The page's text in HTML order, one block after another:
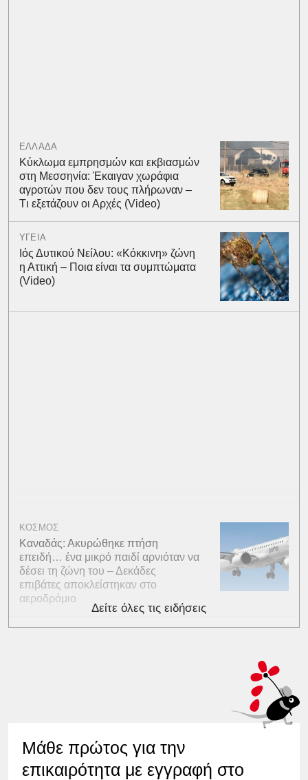
ΕΛΛΑΔΑ
Kύκλωμα εμπρησμών και εκβιασμών
στη Μεσσηνία: Έκαιγαν χωράφια
αγροτών που δεν τους πλήρωναν –
Tι εξετάζουν οι Αρχές (Video)
ΥΓΕΙΑ
Ιός Δυτικού Νείλου: «Κόκκινη» ζώνη
η Αττική – Ποια είναι τα συμπτώματα
(Video)
ΚΟΣΜΟΣ
Καναδάς: Ακυρώθηκε πτήση
επειδή… ένα μικρό παιδί αρνιόταν να
δέσει τη ζώνη του – Δεκάδες
επιβάτες αποκλείστηκαν στο
αεροδρόμιο
Δείτε όλες τις ειδήσεις
Μάθε πρώτος για την
επικαιρότητα με εγγραφή στο